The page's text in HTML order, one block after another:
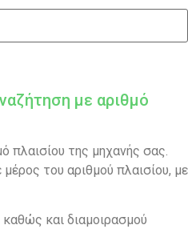
με αριθμό
πλαισίου της μηχανής σας.
του αριθμού πλαισίου, με
και διαμοιρασμού